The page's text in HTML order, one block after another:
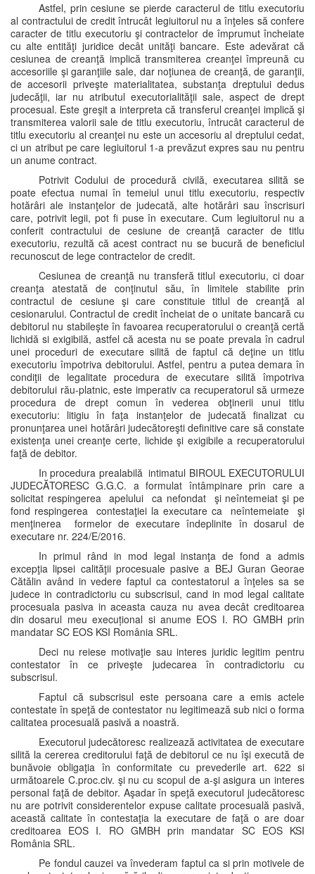
Astfel, prin cesiune se pierde caracterul de titlu executoriu
al contractului de credit întrucât legiuitorul nu a înţeles să confere
caracter de titlu executoriu şi contractelor de împrumut încheiate
cu alte entităţi juridice decât unităţi bancare. Este adevărat că
cesiunea de creanţă implică transmiterea creanţei împreună cu
accesoriile şi garanţiile sale, dar noţiunea de creanţă, de garanţii,
de accesorii priveşte materialitatea, substanţa dreptului dedus
judecăţii, iar nu atributul executorialităţii sale, aspect de drept
procesual. Este greşit a interpreta că transferul creanţei implică şi
transmiterea valorii sale de titlu executoriu, întrucât caracterul de
titlu executoriu al creanţei nu este un accesoriu al dreptului cedat,
ci un atribut pe care legiuitorul 1-a prevăzut expres sau nu pentru
un anume contract.
Potrivit Codului de procedură civilă, executarea silită se
poate efectua numai în temeiul unui titlu executoriu, respectiv
hotărâri ale instanţelor de judecată, alte hotărâri sau înscrisuri
care, potrivit legii, pot fi puse în executare. Cum legiuitorul nu a
conferit contractului de cesiune de creanţă caracter de titlu
executoriu, rezultă că acest contract nu se bucură de beneficiul
recunoscut de lege contractelor de credit.
Cesiunea de creanţă nu transferă titlul executoriu, ci doar
creanţa atestată de conţinutul său, în limitele stabilite prin
contractul de cesiune şi care constituie titlul de creanţă al
cesionarului. Contractul de credit încheiat de o unitate bancară cu
debitorul nu stabileşte în favoarea recuperatorului o creanţă certă
lichidă si exigibilă, astfel că acesta nu se poate prevala în cadrul
unei proceduri de executare silită de faptul că deţine un titlu
executoriu împotriva debitorului. Astfel, pentru a putea demara în
condiţii de legalitate procedura de executare silită împotriva
debitorului rău-platnic, este imperativ ca recuperatorul să urmeze
procedura de drept comun în vederea obţinerii unui titlu
executoriu: litigiu în faţa instanţelor de judecată finalizat cu
pronunţarea unei hotărâri judecătoreşti definitive care să constate
existenţa unei creanţe certe, lichide şi exigibile a recuperatorului
faţă de debitor.
In procedura prealabilă intimatul BIROUL EXECUTORULUI
JUDECĂTORESC G.G.C. a formulat întâmpinare prin care a
solicitat respingerea apelului ca nefondat şi neîntemeiat şi pe
fond respingerea contestaţiei la executare ca neîntemeiate şi
menţinerea formelor de executare îndeplinite în dosarul de
executare nr. 224/E/2016.
In primul rând in mod legal instanţa de fond a admis
excepţia lipsei calităţii procesuale pasive a BEJ Guran Georae
Cătălin având in vedere faptul ca contestatorul a înţeles sa se
judece in contradictoriu cu subscrisul, cand in mod legal calitate
procesuala pasiva in aceasta cauza nu avea decât creditoarea
din dosarul meu execuțional si anume EOS I. RO GMBH prin
mandatar SC EOS KSI România SRL.
Deci nu reiese motivaţie sau interes juridic legitim pentru
contestator în ce priveşte judecarea în contradictoriu cu
subscrisul.
Faptul că subscrisul este persoana care a emis actele
contestate în speţă de contestator nu legitimează sub nici o forma
calitatea procesuală pasivă a noastră.
Executorul judecătoresc realizează activitatea de executare
silită la cererea creditorului faţă de debitorul ce nu îşi execută de
bunăvoie obligaţia în conformitate cu prevederile art. 622 si
următoarele C.proc.civ. şi nu cu scopul de a-şi asigura un interes
personal faţă de debitor. Aşadar în speţă executorul judecătoresc
nu are potrivit considerentelor expuse calitate procesuală pasivă,
această calitate în contestaţia la executare de faţă o are doar
creditoarea EOS I. RO GMBH prin mandatar SC EOS KSI
România SRL.
Pe fondul cauzei va învederam faptul ca si prin motivele de